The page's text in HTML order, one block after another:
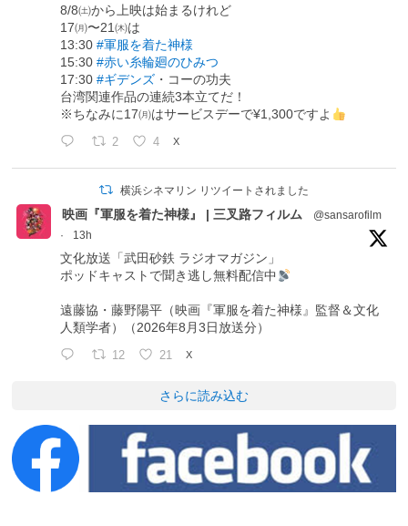
8/8㈯から上映は始まるけれど
17㈪〜21㈭は
13:30#軍服を着た神様
15:30#赤い糸輪廻のひみつ
17:30#ギデンズ ・コーの功夫
台湾関連作品の連続3本立てだ！
※ちなみに17㈪はサービスデーで¥1,300ですよ
2 4 X
横浜シネマリン リツイートされました
映画『軍服を着た神様』 | 三叉路フィルム
@sansarofilm
·
13h
文化放送「武田砂鉄 ラジオマガジン」
ポッドキャストで聞き逃し無料配信中
遠藤協・藤野陽平（映画『軍服を着た神様』監督＆文化
人類学者）（2026年8月3日放送分）
12 21 X
さらに読み込む